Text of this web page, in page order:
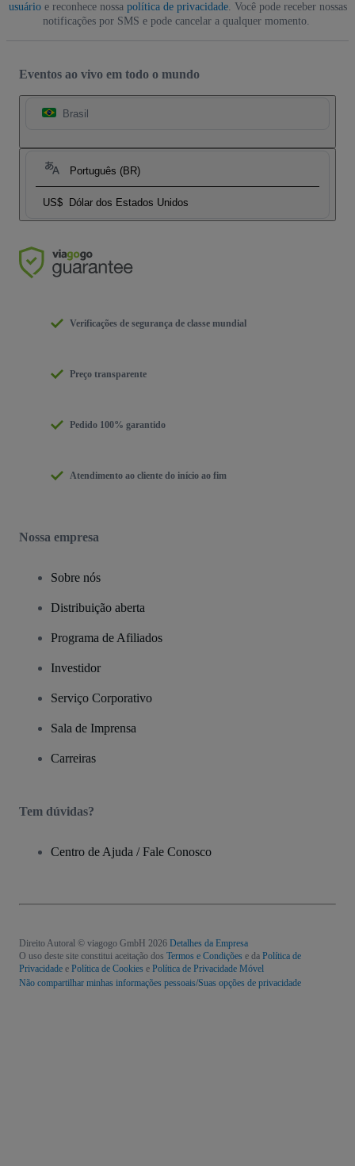
usuárioe reconhece nossa política de privacidade. Você pode receber nossas
notificações por SMS e pode cancelar a qualquer momento.
Eventos ao vivo em todo o mundo
Brasil
Português (BR)
US$ Dólar dos Estados Unidos
Verificações de segurança de classe mundial
Preço transparente
Pedido 100% garantido
Atendimento ao cliente do início ao fim
Nossa empresa
Sobre nós
Distribuição aberta
Programa de Afiliados
Investidor
Serviço Corporativo
Sala de Imprensa
Carreiras
Tem dúvidas?
Centro de Ajuda / Fale Conosco
Direito Autoral © viagogo GmbH 2026 Detalhes da Empresa
O uso deste site constitui aceitação dos Termos e Condições e da Política de
Privacidade e Política de Cookies e Política de Privacidade Móvel
Não compartilhar minhas informações pessoais/Suas opções de privacidade